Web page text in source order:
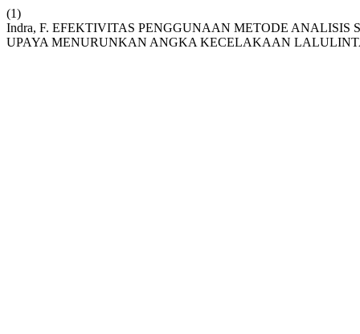
(1)
Indra, F. EFEKTIVITAS PENGGUNAAN METODE
UPAYA MENURUNKAN ANGKA KECELAKAAN